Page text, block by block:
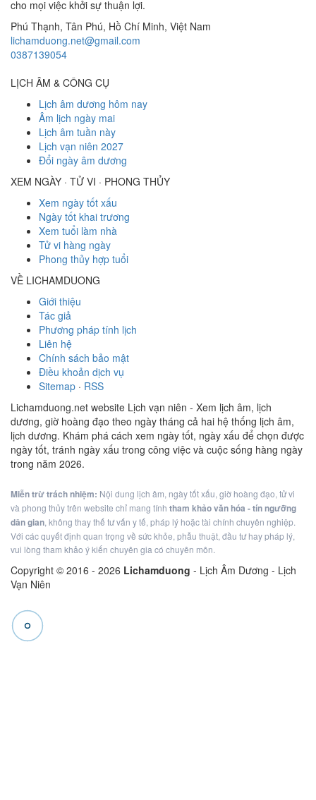
cho mọi việc khởi sự thuận lợi.
Phú Thạnh, Tân Phú, Hồ Chí Minh, Việt Nam
lichamduong.net@gmail.com
0387139054
LỊCH ÂM & CÔNG CỤ
Lịch âm dương hôm nay
Âm lịch ngày mai
Lịch âm tuần này
Lịch vạn niên 2027
Đổi ngày âm dương
XEM NGÀY · TỬ VI · PHONG THỦY
Xem ngày tốt xấu
Ngày tốt khai trương
Xem tuổi làm nhà
Tử vi hàng ngày
Phong thủy hợp tuổi
VỀ LICHAMDUONG
Giới thiệu
Tác giả
Phương pháp tính lịch
Liên hệ
Chính sách bảo mật
Điều khoản dịch vụ
Sitemap · RSS
Lichamduong.net website Lịch vạn niên - Xem lịch âm, lịch
dương, giờ hoàng đạo theo ngày tháng cả hai hệ thống lịch âm,
lịch dương. Khám phá cách xem ngày tốt, ngày xấu để chọn được
ngày tốt, tránh ngày xấu trong công việc và cuộc sống hàng ngày
trong năm 2026.
Miễn trừ trách nhiệm: Nội dung lịch âm, ngày tốt xấu, giờ hoàng đạo, tử vi
và phong thủy trên website chỉ mang tính tham khảo văn hóa - tín ngưỡng
dân gian, không thay thế tư vấn y tế, pháp lý hoặc tài chính chuyên nghiệp.
Với các quyết định quan trọng về sức khỏe, phẫu thuật, đầu tư hay pháp lý,
vui lòng tham khảo ý kiến chuyên gia có chuyên môn.
Copyright © 2016 - 2026 Lichamduong - Lịch Âm Dương - Lịch
Vạn Niên